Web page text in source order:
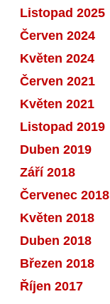
Listopad 2025
Červen 2024
Květen 2024
Červen 2021
Květen 2021
Listopad 2019
Duben 2019
Září 2018
Červenec 2018
Květen 2018
Duben 2018
Březen 2018
Říjen 2017